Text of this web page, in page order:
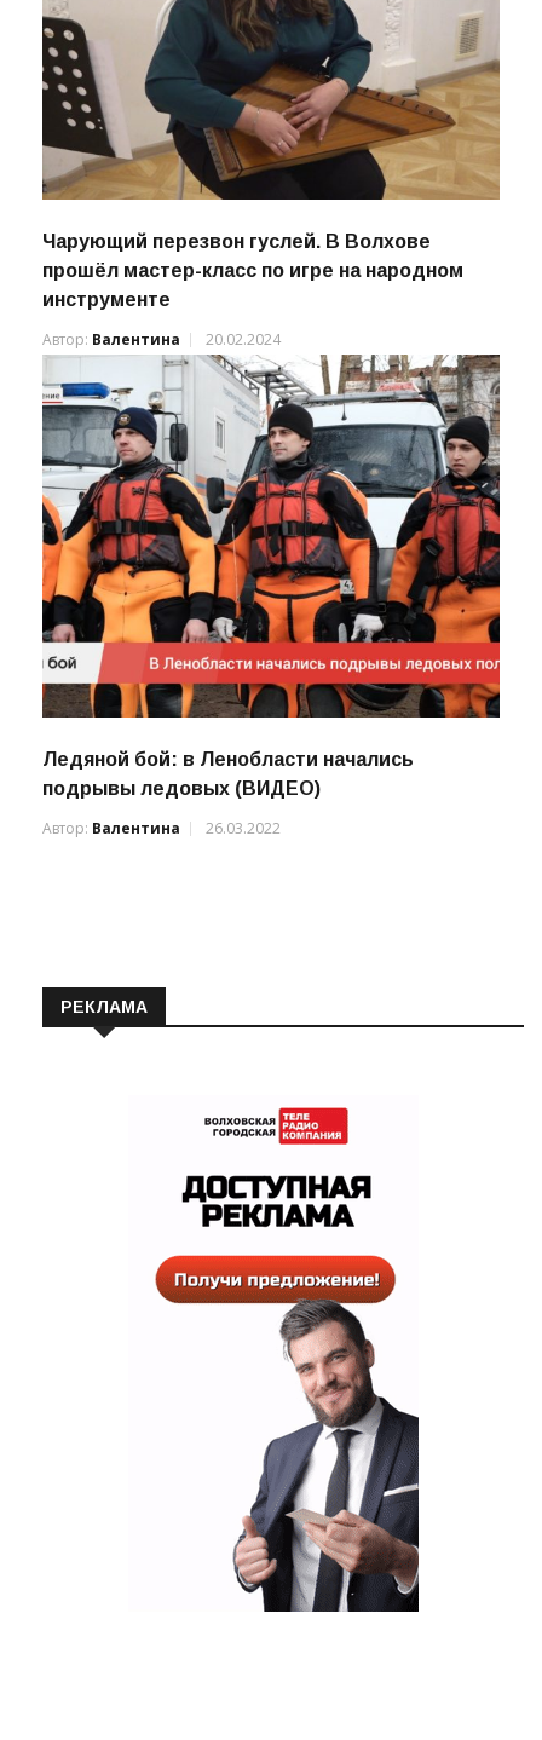
Чарующий перезвон гуслей. В Волхове
прошёл мастер-класс по игре на народном
инструменте
Автор: Валентина 20.02.2024
Ледяной бой: в Ленобласти начались
подрывы ледовых (ВИДЕО)
Автор: Валентина 26.03.2022
РЕКЛАМА